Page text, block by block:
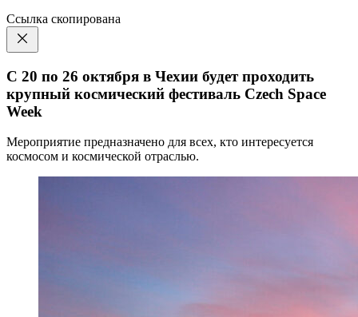
Ссылка скопирована
С 20 по 26 октября в Чехии будет проходить
крупный космический фестиваль Czech Space
Week
Мероприятие предназначено для всех, кто интересуется
космосом и космической отраслью.